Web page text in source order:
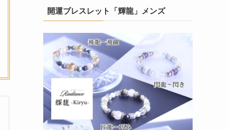
開運ブレスレット「輝龍」メンズ